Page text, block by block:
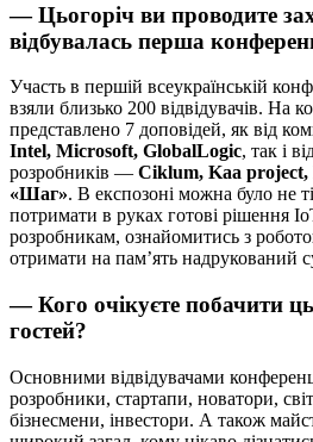
— Цьогоріч ви проводите
відбувалась перша
Участь в першій всеукраїнській
взяли близько 200 відвідувачів. На
представлено 7 доповідей, як від
Intel, Microsoft, GlobalLogic, так і
розробників — Ciklum, Kaa project,
«Шаг». В експозоні можна було не
потримати в руках готові рішення
розробникам, ознайомитись з
отримати на пам’ять надрукований
— Кого очікуєте побачити
гостей?
Основними відвідувачами
розробники, стартапи, новатори,
бізнесмени, інвестори. А також